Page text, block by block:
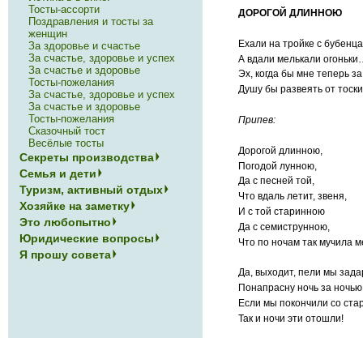
ДОРОГОЙ ДЛИННОЮ
Ехали на тройке с
А вдали мелькали
Эх, когда бы мне теперь
Душу бы развеять от тоски
Припев:
Дорогой длинною,
Погодой лунною,
Да с песней той,
Что вдаль летит, звеня,
И с той старинною
Да с семиструнною,
Что по ночам так мучила
Да, выходит, пели мы
Понапрасну ночь за
Если мы покончили со
Так и ночи эти отошли!
Тосты-ассорти
Поздравления и тосты за
женщин
За здоровье и счастье
За счастье, здоровье и успех
За счастье и здоровье
Тосты-пожелания
За счастье, здоровье и успех
За счастье и здоровье
Тосты-пожелания
Сказочный тост
Весёлые тосты
Секреты производства
Семья и дети
Туризм, активный отдых
Хозяйке на заметку
Это любопытно
Юридические вопросы
Я прошу совета